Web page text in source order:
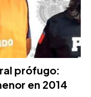
prófugo:
en 2014